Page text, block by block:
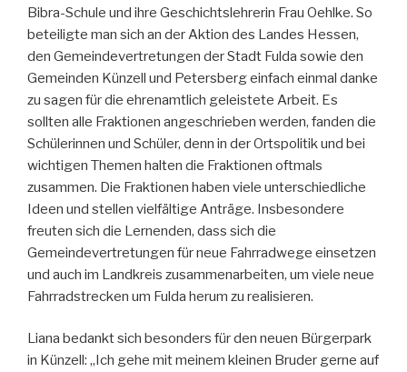
Bibra-Schule und ihre Geschichtslehrerin Frau Oehlke. So
beteiligte man sich an der Aktion des Landes Hessen,
den Gemeindevertretungen der Stadt Fulda sowie den
Gemeinden Künzell und Petersberg einfach einmal danke
zu sagen für die ehrenamtlich geleistete Arbeit. Es
sollten alle Fraktionen angeschrieben werden, fanden die
Schülerinnen und Schüler, denn in der Ortspolitik und bei
wichtigen Themen halten die Fraktionen oftmals
zusammen. Die Fraktionen haben viele unterschiedliche
Ideen und stellen vielfältige Anträge. Insbesondere
freuten sich die Lernenden, dass sich die
Gemeindevertretungen für neue Fahrradwege einsetzen
und auch im Landkreis zusammenarbeiten, um viele neue
Fahrradstrecken um Fulda herum zu realisieren.
Liana bedankt sich besonders für den neuen Bürgerpark
in Künzell: „Ich gehe mit meinem kleinen Bruder gerne auf